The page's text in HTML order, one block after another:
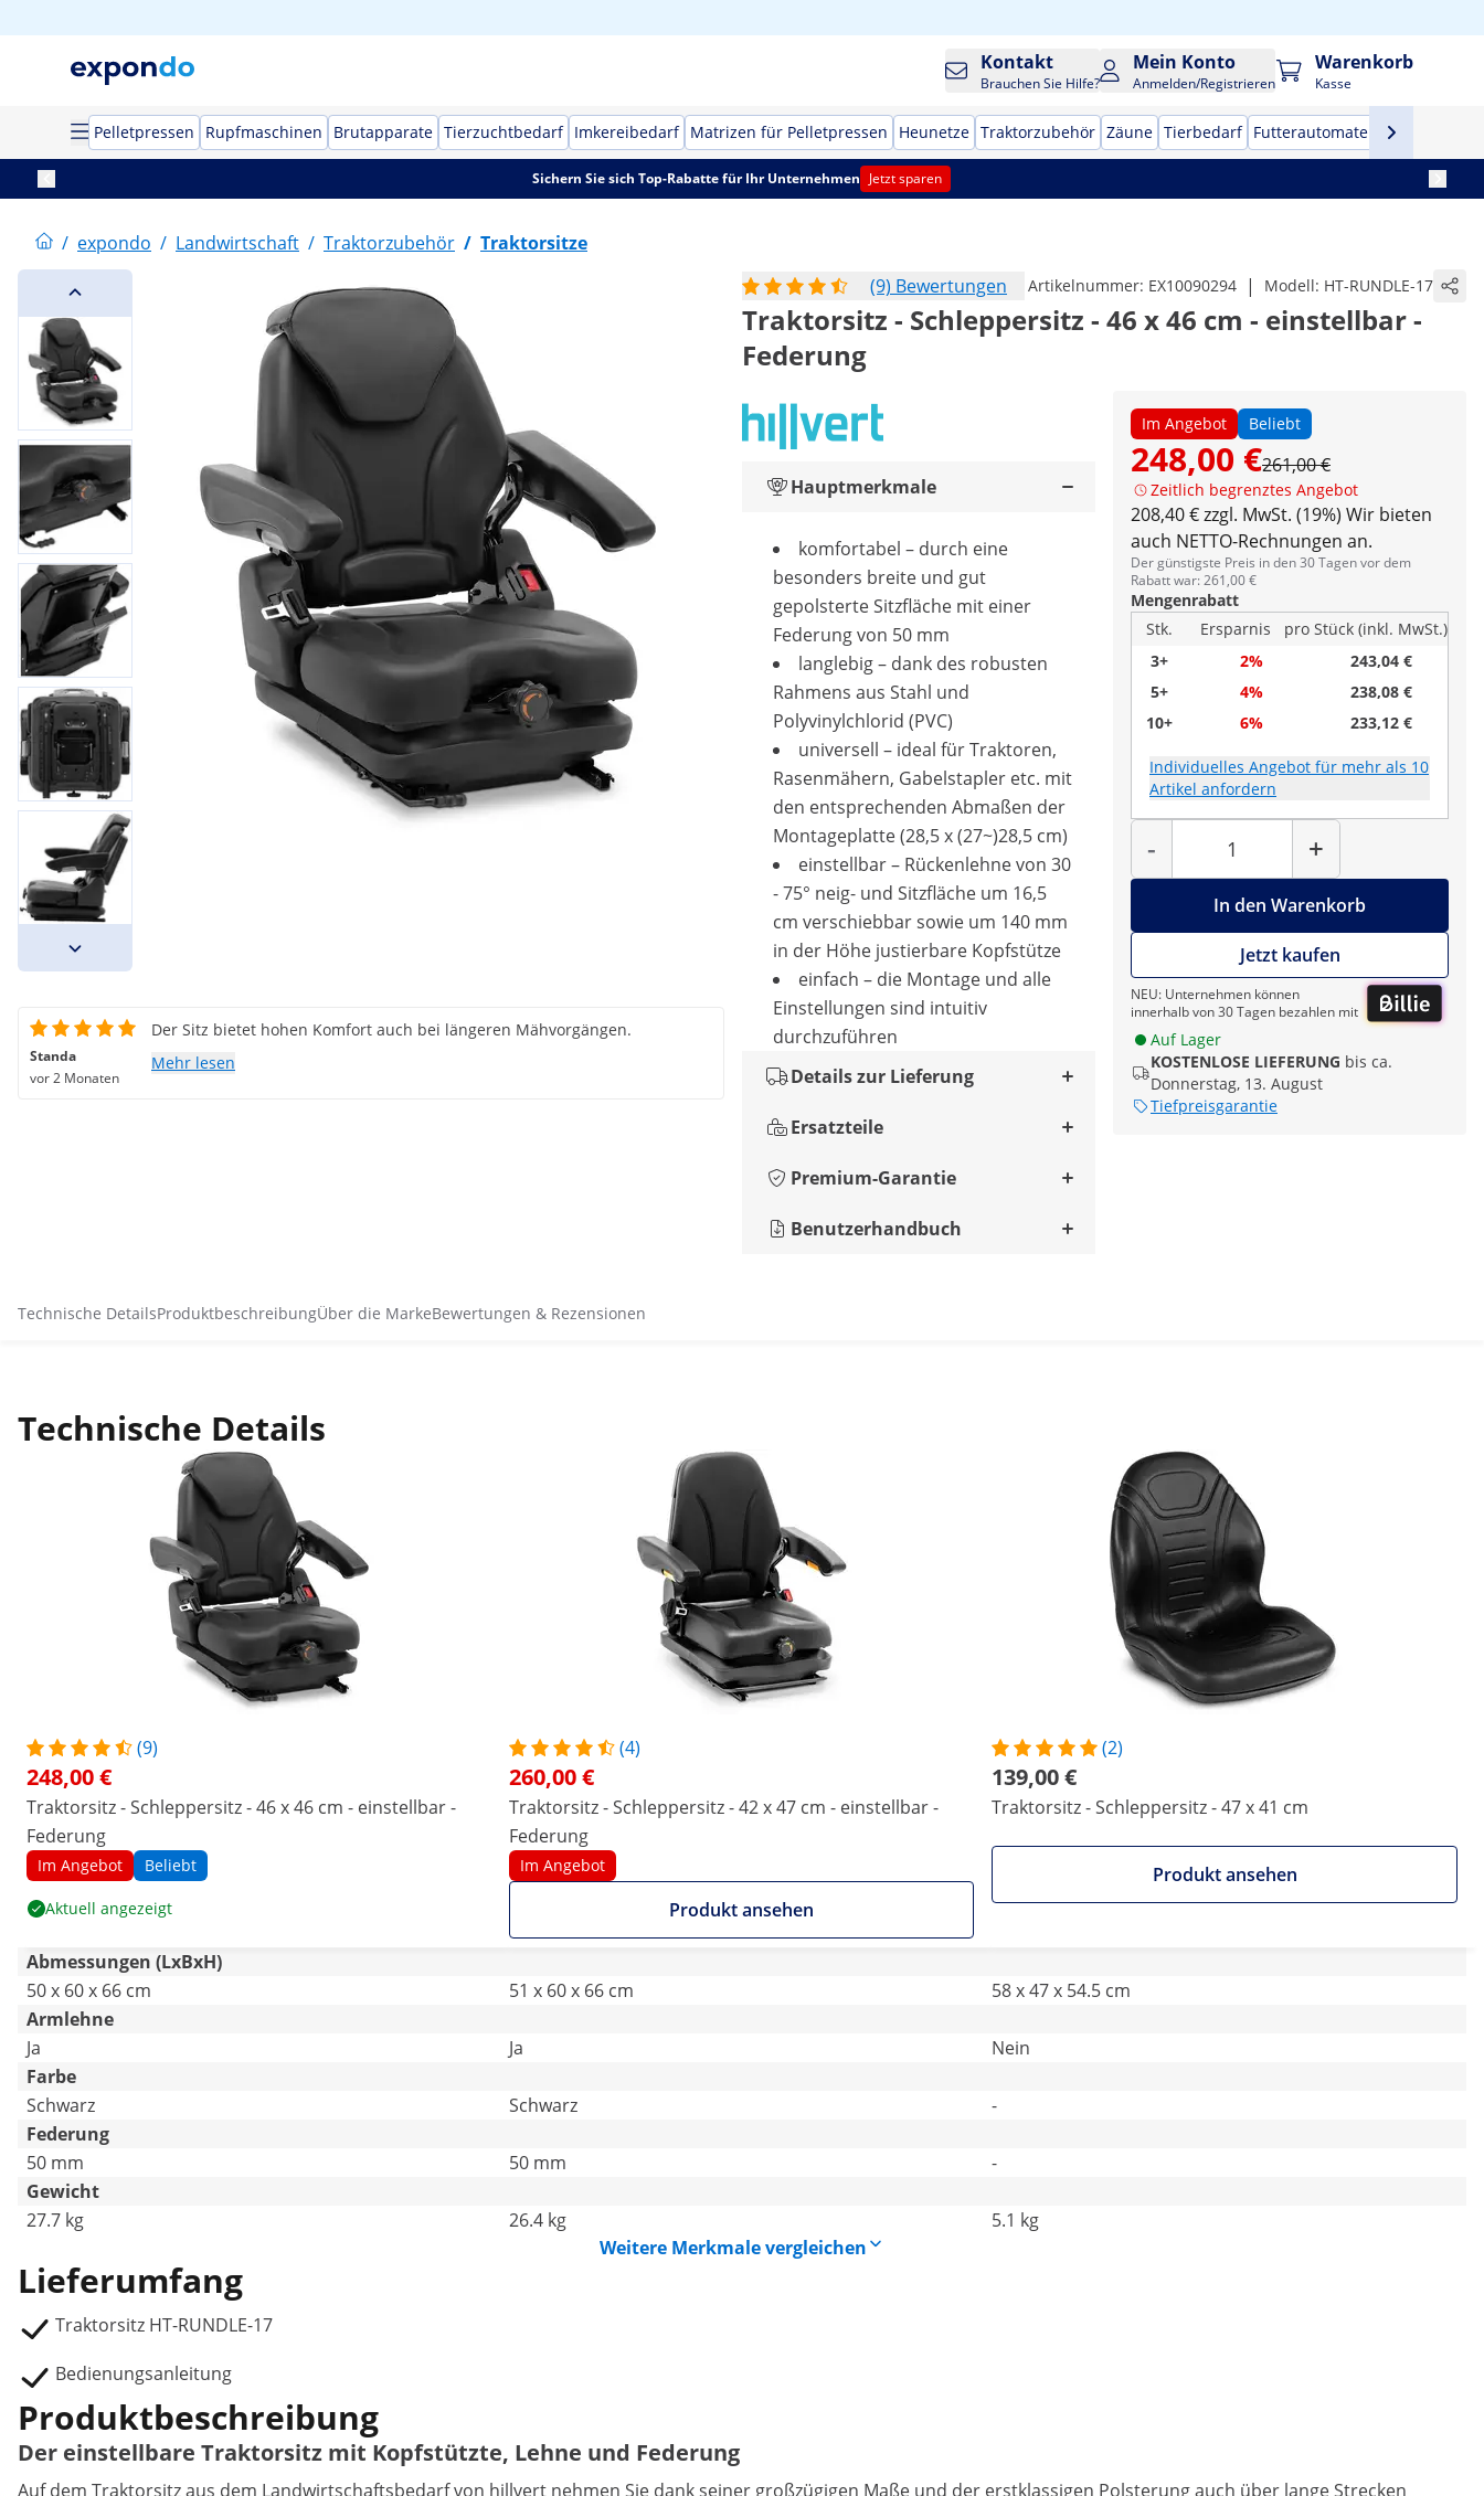
Kontakt
Brauchen Sie Hilfe?
Mein Konto
Anmelden/Registrieren
Warenkorb
Kasse
Pelletpressen Rupfmaschinen Brutapparate Tierzuchtbedarf Imkereibedarf Matrizen für Pelletpressen Heunetze Traktorzubehör Zäune Tierbedarf Futterautomaten
Sichern Sie sich Top-Rabatte für Ihr Unternehmen Jetzt sparen
/ expondo / Landwirtschaft / Traktorzubehör / Traktorsitze
(9) Bewertungen
Artikelnummer: EX10090294 | Modell: HT-RUNDLE-17
Traktorsitz - Schleppersitz - 46 x 46 cm - einstellbar -
Federung
Im Angebot Beliebt
248,00 €261,00 €
Zeitlich begrenztes Angebot
208,40 € zzgl. MwSt. (19%) Wir bieten
auch NETTO-Rechnungen an.
Der günstigste Preis in den 30 Tagen vor dem
Rabatt war: 261,00 €
Mengenrabatt
Stk.
Ersparnis
pro Stück (inkl. MwSt.)
3+
2%
243,04 €
5+
4%
238,08 €
10+
6% 233,12 €
Individuelles Angebot für mehr als 10
Artikel anfordern
-
Menge
+
In den Warenkorb
Jetzt kaufen
NEU: Unternehmen können
innerhalb von 30 Tagen bezahlen mit
Auf Lager
KOSTENLOSE LIEFERUNG bis ca.
Donnerstag, 13. August
Tiefpreisgarantie
Hauptmerkmale
komfortabel – durch eine
besonders breite und gut
gepolsterte Sitzfläche mit einer
Federung von 50 mm
langlebig – dank des robusten
Rahmens aus Stahl und
Polyvinylchlorid (PVC)
universell – ideal für Traktoren,
Rasenmähern, Gabelstapler etc. mit
den entsprechenden Abmaßen der
Montageplatte (28,5 x (27~)28,5 cm)
einstellbar – Rückenlehne von 30
- 75° neig- und Sitzfläche um 16,5
cm verschiebbar sowie um 140 mm
in der Höhe justierbare Kopfstütze
einfach – die Montage und alle
Einstellungen sind intuitiv
durchzuführen
Details zur Lieferung
Ersatzteile
Premium-Garantie
Benutzerhandbuch
Standa
vor 2 Monaten
Der Sitz bietet hohen Komfort auch bei längeren Mähvorgängen.
Mehr lesen
Technische DetailsProduktbeschreibungÜber die MarkeBewertungen & Rezensionen
Technische Details
(9)
248,00 €
Traktorsitz - Schleppersitz - 46 x 46 cm - einstellbar -
Federung
Im Angebot Beliebt
Aktuell angezeigt
(4)
260,00 €
Traktorsitz - Schleppersitz - 42 x 47 cm - einstellbar -
Federung
Im Angebot
Produkt ansehen
(2)
139,00 €
Traktorsitz - Schleppersitz - 47 x 41 cm
Produkt ansehen
Abmessungen (LxBxH)
50 x 60 x 66 cm
51 x 60 x 66 cm
58 x 47 x 54.5 cm
Armlehne
Ja
Ja
Nein
Farbe
Schwarz
Schwarz
-
Federung
50 mm
50 mm
-
Gewicht
27.7 kg
26.4 kg
5.1 kg
Weitere Merkmale vergleichen
Lieferumfang
Traktorsitz HT-RUNDLE-17
Bedienungsanleitung
Produktbeschreibung
Der einstellbare Traktorsitz mit Kopfstützte, Lehne und Federung
Auf dem Traktorsitz aus dem Landwirtschaftsbedarf von hillvert nehmen Sie dank seiner großzügigen Maße und der erstklassigen Polsterung auch über lange Strecken